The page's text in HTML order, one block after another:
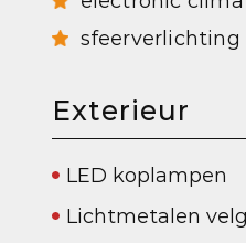
sfeerverlichting
Exterieur
LED koplampen
Lichtmetalen